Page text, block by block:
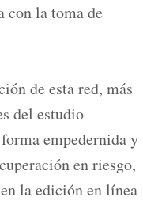
con la toma de
de esta red, más
del estudio
empedernida y
en riesgo,
la edición en línea